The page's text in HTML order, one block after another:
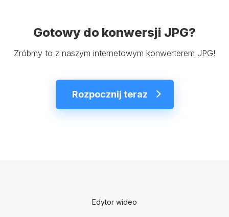
Gotowy do konwersji JPG?
Zróbmy to z naszym internetowym konwerterem JPG!
Rozpocznij teraz
Edytor wideo